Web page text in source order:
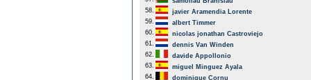
58.
javier Aramendia Lorente
59.
albert Timmer
60.
nicolas jonathan Castroviejo
61.
dennis Van Winden
62.
davide Appollonio
63.
miguel Minguez Ayala
64.
dominique Cornu